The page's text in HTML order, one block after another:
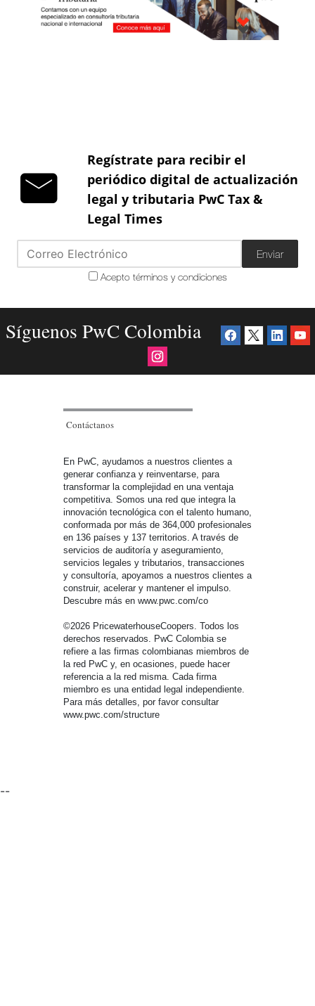
Regístrate para recibir el
periódico digital de actualización
legal y tributaria PwC Tax &
Legal Times
Enviar
Acepto términos y condiciones
Síguenos PwC Colombia
Contáctanos
En PwC, ayudamos a nuestros clientes a
generar confianza y reinventarse, para
transformar la complejidad en una ventaja
competitiva. Somos una red que integra la
innovación tecnológica con el talento humano,
conformada por más de 364,000 profesionales
en 136 países y 137 territorios. A través de
servicios de auditoría y aseguramiento,
servicios legales y tributarios, transacciones
y consultoría, apoyamos a nuestros clientes a
construir, acelerar y mantener el impulso.
Descubre más en www.pwc.com/co
©2026 PricewaterhouseCoopers. Todos los
derechos reservados. PwC Colombia se
refiere a las firmas colombianas miembros de
la red PwC y, en ocasiones, puede hacer
referencia a la red misma. Cada firma
miembro es una entidad legal independiente.
Para más detalles, por favor consultar
www.pwc.com/structure
--